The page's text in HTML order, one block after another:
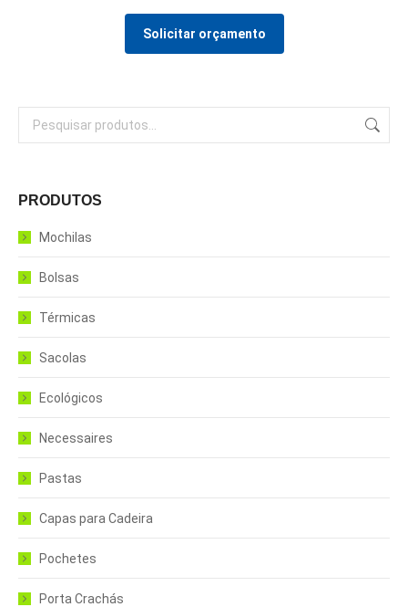
Solicitar orçamento
PRODUTOS
Mochilas
Bolsas
Térmicas
Sacolas
Ecológicos
Necessaires
Pastas
Capas para Cadeira
Pochetes
Porta Crachás